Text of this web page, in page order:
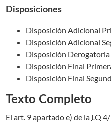
Disposiciones
Disposición Adicional
Disposición Adicional
Disposición Derogatoria
Disposición Final
Disposición Final
Texto Completo
El art. 9 apartado e) de la LO 4/